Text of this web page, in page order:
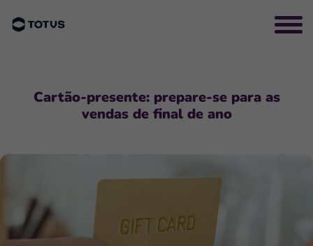
Cartão-presente: prepare-se para as
vendas de final de ano